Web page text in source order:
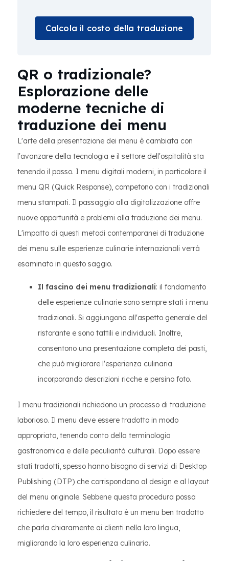
Calcola il costo della traduzione
QR o tradizionale?
Esplorazione delle
moderne tecniche di
traduzione dei menu
L'arte della presentazione dei menu è cambiata con
l'avanzare della tecnologia e il settore dell'ospitalità sta
tenendo il passo. I menu digitali moderni, in particolare il
menu QR (Quick Response), competono con i tradizionali
menu stampati. Il passaggio alla digitalizzazione offre
nuove opportunità e problemi alla traduzione dei menu.
L'impatto di questi metodi contemporanei di traduzione
dei menu sulle esperienze culinarie internazionali verrà
esaminato in questo saggio.
Il fascino dei menu tradizionali: il fondamento
delle esperienze culinarie sono sempre stati i menu
tradizionali. Si aggiungono all'aspetto generale del
ristorante e sono tattili e individuali. Inoltre,
consentono una presentazione completa dei pasti,
che può migliorare l'esperienza culinaria
incorporando descrizioni ricche e persino foto.
I menu tradizionali richiedono un processo di traduzione
laborioso. Il menu deve essere tradotto in modo
appropriato, tenendo conto della terminologia
gastronomica e delle peculiarità culturali. Dopo essere
stati tradotti, spesso hanno bisogno di servizi di Desktop
Publishing (DTP) che corrispondano al design e al layout
del menu originale. Sebbene questa procedura possa
richiedere del tempo, il risultato è un menu ben tradotto
che parla chiaramente ai clienti nella loro lingua,
migliorando la loro esperienza culinaria.